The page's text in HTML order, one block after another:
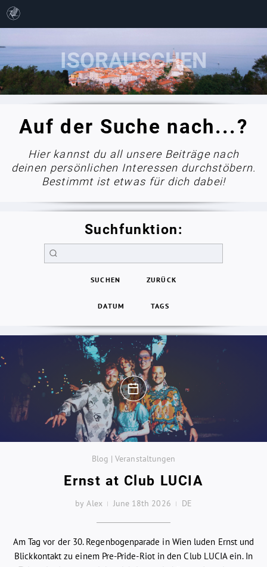
Auf der Suche nach...?
Hier kannst du all unsere Beiträge nach
deinen persönlichen Interessen durchstöbern.
Bestimmt ist etwas für dich dabei!
Suchfunktion:
SUCHEN ZURÜCK
DATUM TAGS
Blog | Veranstaltungen
Ernst at Club LUCIA
by Alex June 18th 2026 DE
Am Tag vor der 30. Regenbogenparade in Wien luden Ernst und
Blickkontakt zu einem Pre-Pride-Riot in den Club LUCIA ein. In